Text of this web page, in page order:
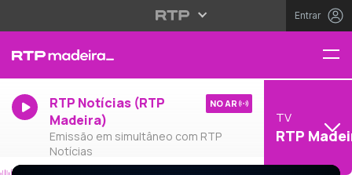
Entrar
RTP Notícias (RTP
Madeira)
Emissão em simultâneo com RTP
Notícias
NO AR
TV
RTP